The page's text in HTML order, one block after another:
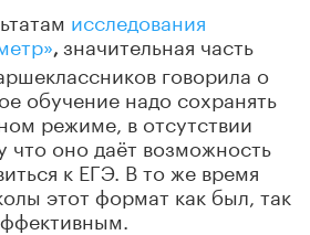
исследования
, значительная часть
говорила о
обучение надо сохранять
режиме, в отсутствии
что оно даёт возможность
к ЕГЭ. В то же время
этот формат как был, так